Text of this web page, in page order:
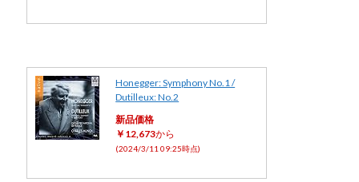
Honegger: Symphony No.1 /
Dutilleux: No.2
新品価格
￥12,673から
(2024/3/11 09:25時点)